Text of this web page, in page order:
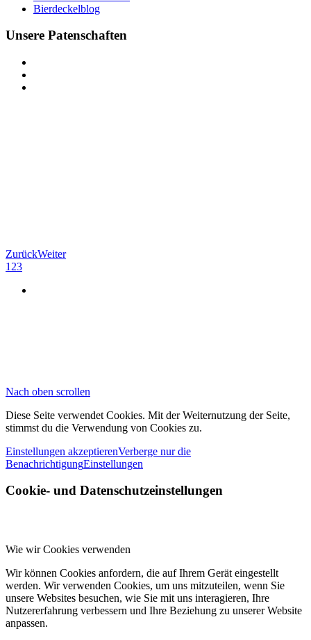
Bierdeckelblog
Unsere Patenschaften
ZurückWeiter
1 23
Nach oben scrollen
Diese Seite verwendet Cookies. Mit der Weiternutzung der Seite,
stimmst du die Verwendung von Cookies zu.
Einstellungen akzeptierenVerberge nur die
BenachrichtigungEinstellungen
Cookie- und Datenschutzeinstellungen
Wie wir Cookies verwenden
Wir können Cookies anfordern, die auf Ihrem Gerät eingestellt
werden. Wir verwenden Cookies, um uns mitzuteilen, wenn Sie
unsere Websites besuchen, wie Sie mit uns interagieren, Ihre
Nutzererfahrung verbessern und Ihre Beziehung zu unserer Website
anpassen.